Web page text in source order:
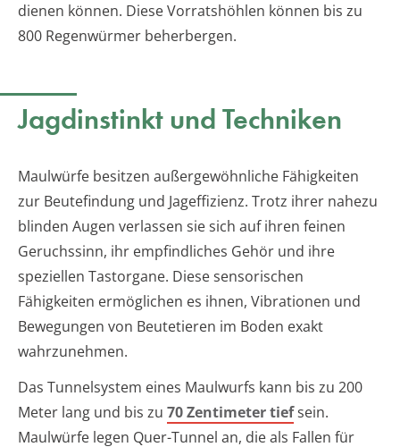
dienen können. Diese Vorratshöhlen können bis zu
800 Regenwürmer beherbergen.
Jagdinstinkt und Techniken
Maulwürfe besitzen außergewöhnliche Fähigkeiten
zur Beutefindung und Jageffizienz. Trotz ihrer nahezu
blinden Augen verlassen sie sich auf ihren feinen
Geruchssinn, ihr empfindliches Gehör und ihre
speziellen Tastorgane. Diese sensorischen
Fähigkeiten ermöglichen es ihnen, Vibrationen und
Bewegungen von Beutetieren im Boden exakt
wahrzunehmen.
Das Tunnelsystem eines Maulwurfs kann bis zu 200
Meter lang und bis zu 70 Zentimeter tiefsein.
Maulwürfe legen Quer-Tunnel an, die als Fallen für